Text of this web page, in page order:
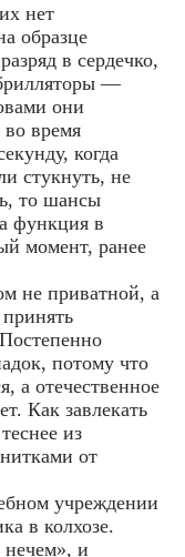
нет
образце
в сердечко,
—
они
во время
когда
стукнуть, не
то шансы
функция в
момент, ранее
не приватной, а
потому что
а отечественное
Как завлекать
из
от
учреждении
в колхозе.
нечем», и